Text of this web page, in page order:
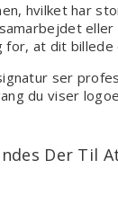
hvilket har
eller
for, at dit billede
ser
du viser
Der Til